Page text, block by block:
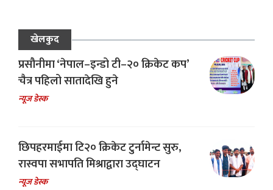
खेलकुद
प्रसौनीमा ‘नेपाल–इन्डो टी–२० क्रिकेट कप’
चैत्र पहिलो सातादेखि हुने
न्यूज डेस्क
छिपहरमाईमा टि२० क्रिकेट टुर्नामेन्ट सुरु,
रास्वपा सभापति मिश्राद्वारा उद्घाटन
न्यूज डेस्क